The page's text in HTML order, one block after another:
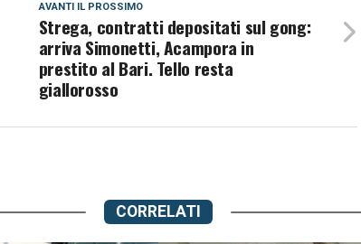
AVANTI IL ​​PROSSIMO
Strega, contratti depositati sul gong:
arriva Simonetti, Acampora in
prestito al Bari. Tello resta
giallorosso
CORRELATI